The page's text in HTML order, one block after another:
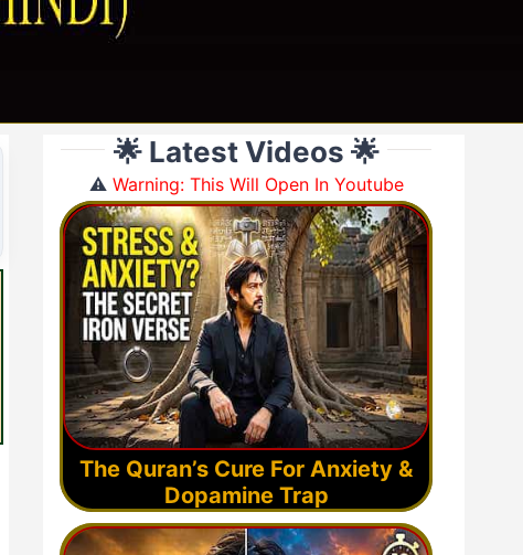
🌟 Latest Videos 🌟
⚠️Warning: This Will Open In Youtube
The Quran’s Cure For Anxiety &
Dopamine Trap